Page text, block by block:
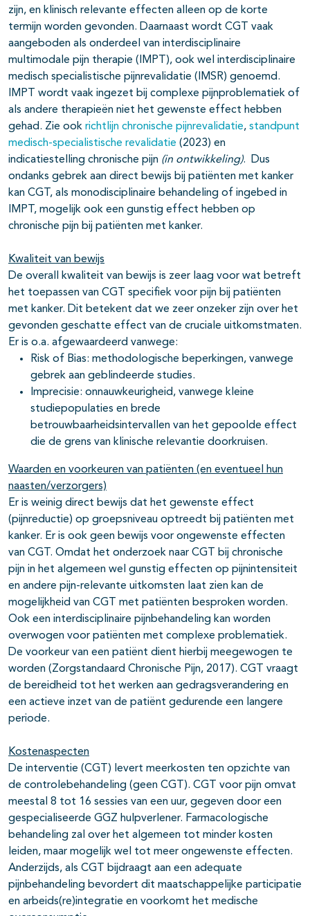
zijn, en klinisch relevante effecten alleen op de korte
termijn worden gevonden. Daarnaast wordt CGT vaak
aangeboden als onderdeel van interdisciplinaire
multimodale pijn therapie (IMPT), ook wel interdisciplinaire
medisch specialistische pijnrevalidatie (IMSR) genoemd.
IMPT wordt vaak ingezet bij complexe pijnproblematiek of
als andere therapieën niet het gewenste effect hebben
gehad. Zie ook richtlijn chronische pijnrevalidatie, standpunt
medisch-specialistische revalidatie (2023) en
indicatiestelling chronische pijn (in ontwikkeling). Dus
ondanks gebrek aan direct bewijs bij patiënten met kanker
kan CGT, als monodisciplinaire behandeling of ingebed in
IMPT, mogelijk ook een gunstig effect hebben op
chronische pijn bij patiënten met kanker.
Kwaliteit van bewijs
De overall kwaliteit van bewijs is zeer laag voor wat betreft
het toepassen van CGT specifiek voor pijn bij patiënten
met kanker. Dit betekent dat we zeer onzeker zijn over het
gevonden geschatte effect van de cruciale uitkomstmaten.
Er is o.a. afgewaardeerd vanwege:
Risk of Bias: methodologische beperkingen, vanwege
gebrek aan geblindeerde studies.
Imprecisie: onnauwkeurigheid, vanwege kleine
studiepopulaties en brede
betrouwbaarheidsintervallen van het gepoolde effect
die de grens van klinische relevantie doorkruisen.
Waarden en voorkeuren van patiënten (en eventueel hun
naasten/verzorgers)
Er is weinig direct bewijs dat het gewenste effect
(pijnreductie) op groepsniveau optreedt bij patiënten met
kanker. Er is ook geen bewijs voor ongewenste effecten
van CGT. Omdat het onderzoek naar CGT bij chronische
pijn in het algemeen wel gunstig effecten op pijnintensiteit
en andere pijn-relevante uitkomsten laat zien kan de
mogelijkheid van CGT met patiënten besproken worden.
Ook een interdisciplinaire pijnbehandeling kan worden
overwogen voor patiënten met complexe problematiek.
De voorkeur van een patiënt dient hierbij meegewogen te
worden (Zorgstandaard Chronische Pijn, 2017). CGT vraagt
de bereidheid tot het werken aan gedragsverandering en
een actieve inzet van de patiënt gedurende een langere
periode.
Kostenaspecten
De interventie (CGT) levert meerkosten ten opzichte van
de controlebehandeling (geen CGT). CGT voor pijn omvat
meestal 8 tot 16 sessies van een uur, gegeven door een
gespecialiseerde GGZ hulpverlener. Farmacologische
behandeling zal over het algemeen tot minder kosten
leiden, maar mogelijk wel tot meer ongewenste effecten.
Anderzijds, als CGT bijdraagt aan een adequate
pijnbehandeling bevordert dit maatschappelijke participatie
en arbeids(re)integratie en voorkomt het medische